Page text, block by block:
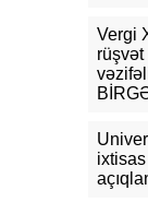
10:50
Vergi